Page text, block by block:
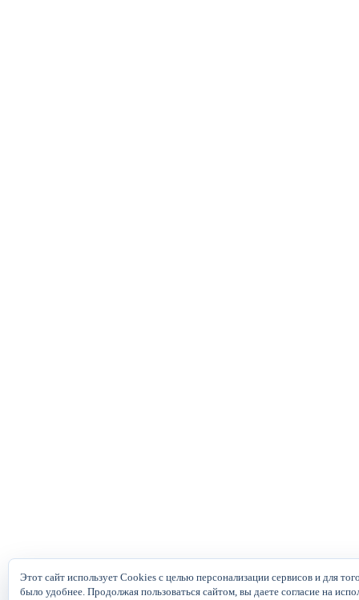
Этот сайт использует Cookies с целью персонализации сервисов и для
было удобнее. Продолжая пользоваться сайтом, вы даете согласие на